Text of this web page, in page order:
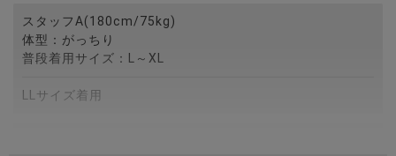
スタッフA(180cm/75kg)
体型：がっちり
普段着用サイズ：L～XL
LLサイズ着用